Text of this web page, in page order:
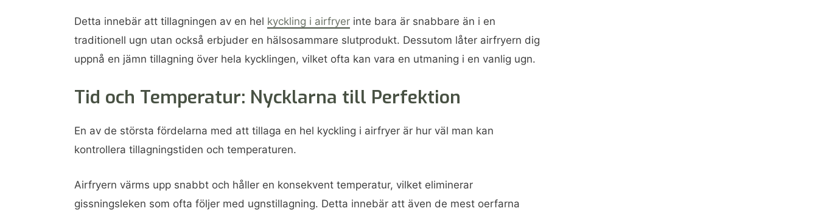
Detta innebär att tillagningen av en hel kyckling i airfryer inte bara är snabbare än i en
traditionell ugn utan också erbjuder en hälsosammare slutprodukt. Dessutom låter airfryern dig
uppnå en jämn tillagning över hela kycklingen, vilket ofta kan vara en utmaning i en vanlig ugn.
Tid och Temperatur: Nycklarna till Perfektion
En av de största fördelarna med att tillaga en hel kyckling i airfryer är hur väl man kan
kontrollera tillagningstiden och temperaturen.
Airfryern värms upp snabbt och håller en konsekvent temperatur, vilket eliminerar
gissningsleken som ofta följer med ugnstillagning. Detta innebär att även de mest oerfarna